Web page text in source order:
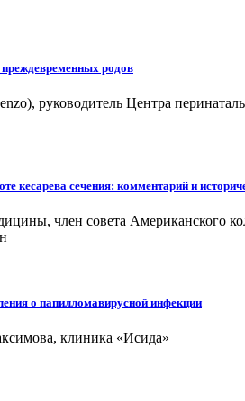
родов
руководитель Центра
кесарева сечения: комментарий и
член совета Американского
о папилломавирусной инфекции
клиника «Исида»